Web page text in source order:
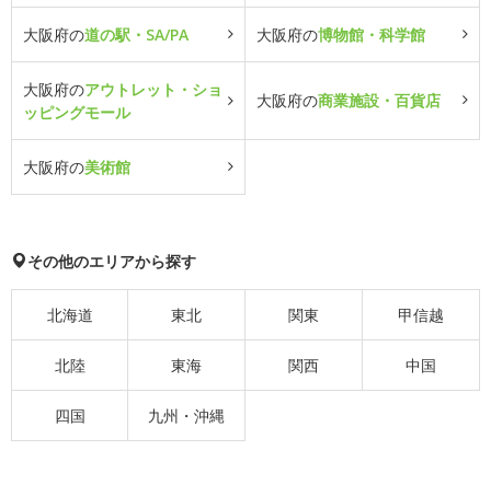
大阪府の道の駅・SA/PA 大阪府の博物館・科学館
大阪府のアウトレット・ショ
ッピングモール
大阪府の商業施設・百貨店
大阪府の美術館
その他のエリアから探す
北海道 東北 関東 甲信越
北陸 東海 関西 中国
四国 九州・沖縄